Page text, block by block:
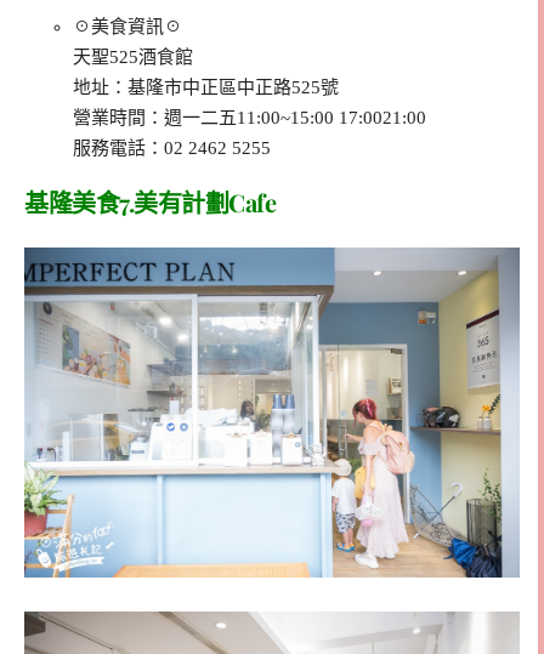
☉美食資訊☉
天聖525酒食館
地址：基隆市中正區中正路525號
營業時間：週一二五11:00~15:00 17:0021:00
服務電話：02 2462 5255
基隆美食7.美有計劃Cafe